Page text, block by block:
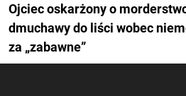
Ojciec oskarżony o
dmuchawy do liści wobec
za „zabawne”